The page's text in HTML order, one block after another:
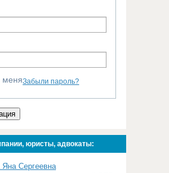
меняЗабыли пароль?
юристы, адвокаты:
Сергеевна